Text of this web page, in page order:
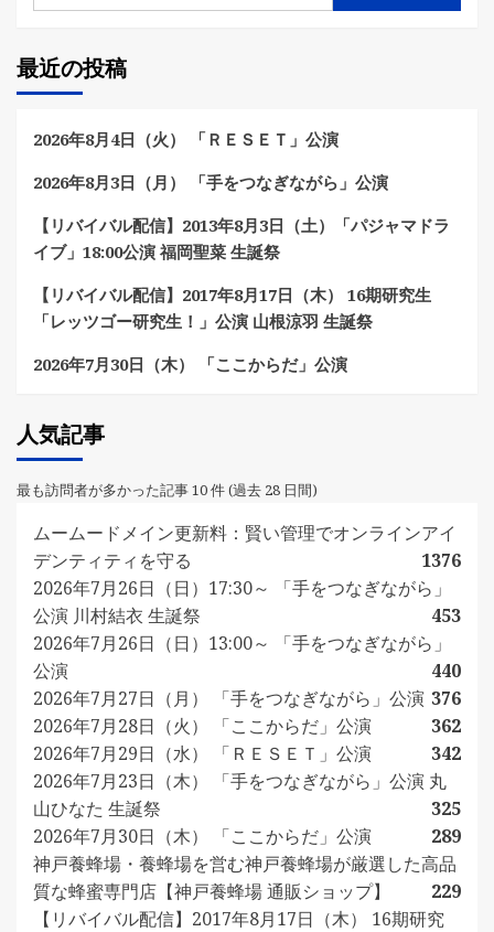
最近の投稿
2026年8月4日（火） 「ＲＥＳＥＴ」公演
2026年8月3日（月） 「手をつなぎながら」公演
【リバイバル配信】2013年8月3日（土）「パジャマドラ
イブ」18:00公演 福岡聖菜 生誕祭
【リバイバル配信】2017年8月17日（木） 16期研究生
「レッツゴー研究生！」公演 山根涼羽 生誕祭
2026年7月30日（木） 「ここからだ」公演
人気記事
最も訪問者が多かった記事 10 件 (過去 28 日間)
ムームードメイン更新料：賢い管理でオンラインアイ
デンティティを守る
1376
2026年7月26日（日）17:30～ 「手をつなぎながら」
公演 川村結衣 生誕祭
453
2026年7月26日（日）13:00～ 「手をつなぎながら」
公演
440
2026年7月27日（月） 「手をつなぎながら」公演 376
2026年7月28日（火） 「ここからだ」公演
362
2026年7月29日（水） 「ＲＥＳＥＴ」公演
342
2026年7月23日（木） 「手をつなぎながら」公演 丸
山ひなた 生誕祭
325
2026年7月30日（木） 「ここからだ」公演
289
神戸養蜂場・養蜂場を営む神戸養蜂場が厳選した高品
質な蜂蜜専門店【神戸養蜂場 通販ショップ】
229
【リバイバル配信】2017年8月17日（木） 16期研究